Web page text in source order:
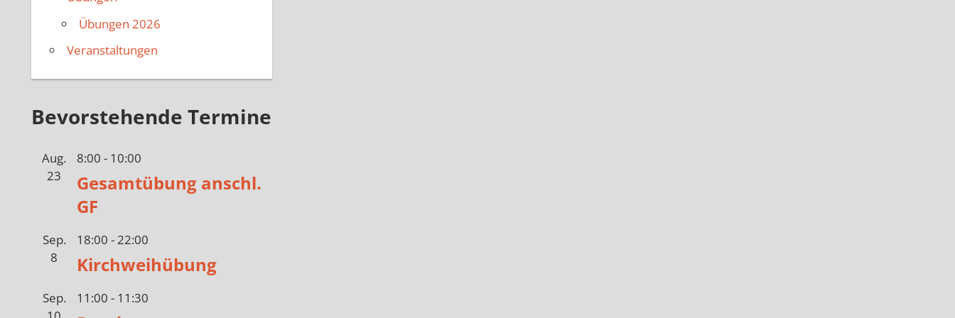
Übungen 2026
Veranstaltungen
Bevorstehende Termine
Aug.
23
8:00 - 10:00
Gesamtübung anschl.
GF
Sep.
8
18:00 -22:00
Kirchweihübung
Sep.
11:00 - 11:30